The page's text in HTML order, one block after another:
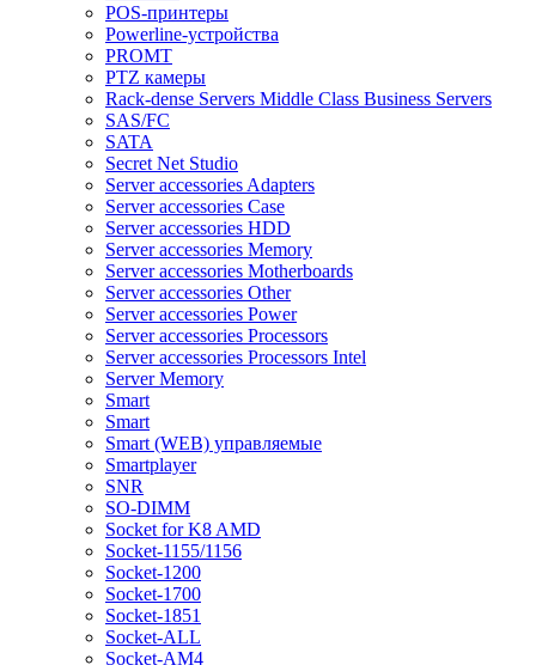
POS-принтеры
Powerline-устройства
PROMT
PTZ камеры
Rack-dense Servers Middle Class Business Servers
SAS/FC
SATA
Secret Net Studio
Server accessories Adapters
Server accessories Case
Server accessories HDD
Server accessories Memory
Server accessories Motherboards
Server accessories Other
Server accessories Power
Server accessories Processors
Server accessories Processors Intel
Server Memory
Smart
Smart
Smart (WEB) управляемые
Smartplayer
SNR
SO-DIMM
Socket for K8 AMD
Socket-1155/1156
Socket-1200
Socket-1700
Socket-1851
Socket-ALL
Socket-AM4